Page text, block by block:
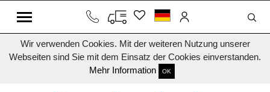
Wir verwenden Cookies. Mit der weiteren Nutzung unserer
Webseiten sind Sie mit dem Einsatz der Cookies einverstanden.
Mehr Information
OK